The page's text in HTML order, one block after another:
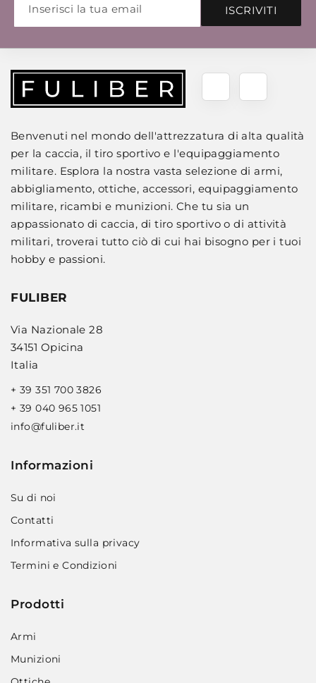
ISCRIVITI
Benvenuti nel mondo dell'attrezzatura di alta qualità
per la caccia, il tiro sportivo e l'equipaggiamento
militare. Esplora la nostra vasta selezione di armi,
abbigliamento, ottiche, accessori, equipaggiamento
militare, ricambi e munizioni. Che tu sia un
appassionato di caccia, di tiro sportivo o di attività
militari, troverai tutto ciò di cui hai bisogno per i tuoi
hobby e passioni.
FULIBER
Via Nazionale 28
34151 Opicina
Italia
+ 39 351 700 3826
+ 39 040 965 1051
info@fuliber.it
Informazioni
Su di noi
Contatti
Informativa sulla privacy
Termini e Condizioni
Prodotti
Armi
Munizioni